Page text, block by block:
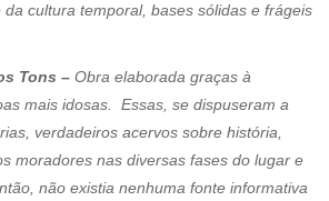
cultura temporal, bases sólidas e frágeis
Tons – Obra elaborada graças à
mais idosas. Essas, se dispuseram a
verdadeiros acervos sobre história,
moradores nas diversas fases do lugar e
não existia nenhuma fonte informativa